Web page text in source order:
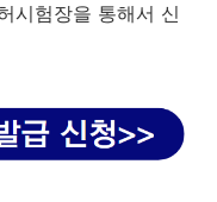
시험장을 통해서 신